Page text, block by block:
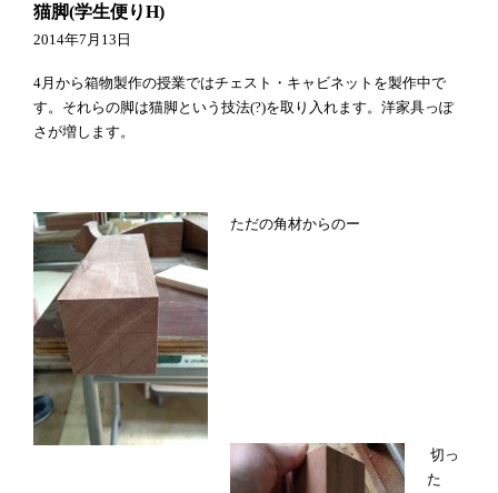
猫脚(学生便りH)
2014年7月13日
4月から箱物製作の授業ではチェスト・キャビネットを製作中で
す。それらの脚は猫脚という技法(?)を取り入れます。洋家具っぽ
さが増します。
ただの角材からのー
切っ
た